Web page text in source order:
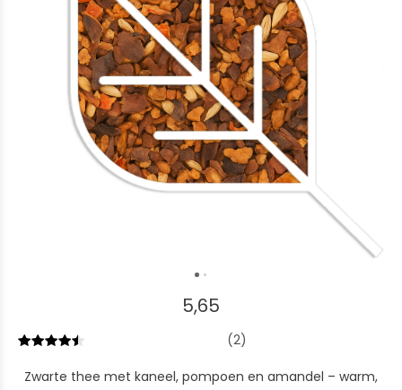
5,65
(2)
Zwarte thee met kaneel, pompoen en amandel – warm,